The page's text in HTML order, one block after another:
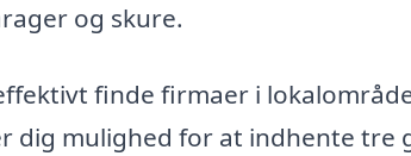
og skure.
finde firmaer i
dig mulighed for at indhente tre